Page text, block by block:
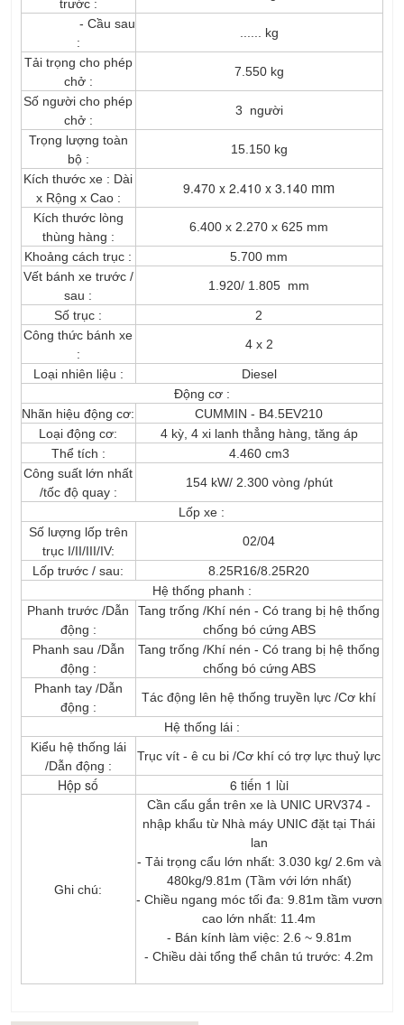
trước :
- Cầu sau
:
...... kg
Tải trọng cho phép
chở :
7.550 kg
Số người cho phép
chở :
3 người
Trọng lượng toàn
bộ :
15.150 kg
Kích thước xe : Dài
x Rộng x Cao :
9.470 x 2.410 x 3.140 mm
Kích thước lòng
thùng hàng :
6.400 x 2.270 x 625 mm
Khoảng cách trục :
5.700 mm
Vết bánh xe trước /
sau :
1.920/ 1.805 mm
Số trục :
2
Công thức bánh xe
:
4 x 2
Loại nhiên liệu :
Diesel
Động cơ :
Nhãn hiệu động cơ:
CUMMIN - B4.5EV210
Loại động cơ:
4 kỳ, 4 xi lanh thẳng hàng, tăng áp
Thể tích :
4.460 cm3
Công suất lớn nhất
/tốc độ quay :
154 kW/ 2.300 vòng /phút
Lốp xe :
Số lượng lốp trên
trục I/II/III/IV:
02/04
Lốp trước / sau:
8.25R16/8.25R20
Hệ thống phanh :
Phanh trước /Dẫn
động :
Tang trống /Khí nén - Có trang bị hệ thống
chống bó cứng ABS
Phanh sau /Dẫn
động :
Tang trống /Khí nén - Có trang bị hệ thống
chống bó cứng ABS
Phanh tay /Dẫn
động :
Tác động lên hệ thống truyền lực /Cơ khí
Hệ thống lái :
Kiểu hệ thống lái
/Dẫn động :
Trục vít - ê cu bi /Cơ khí có trợ lực thuỷ lực
Hộp số 6 tiến 1 lùi
Ghi chú:
Cần cẩu gắn trên xe là UNIC URV374 -
nhập khẩu từ Nhà máy UNIC đặt tại Thái
lan
- Tải trọng cẩu lớn nhất: 3.030 kg/ 2.6m và
480kg/9.81m (Tầm với lớn nhất)
- Chiều ngang móc tối đa: 9.81m tầm vươn
cao lớn nhất: 11.4m
- Bán kính làm việc: 2.6 ~ 9.81m
- Chiều dài tổng thể chân tú trước: 4.2m